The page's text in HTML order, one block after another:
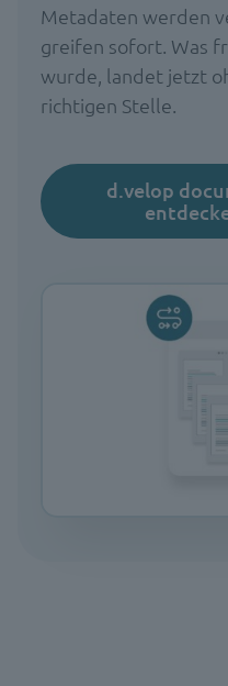
Metadaten werden
greifen sofort. Was
wurde, landet jetzt
richtigen Stelle.
d.velop